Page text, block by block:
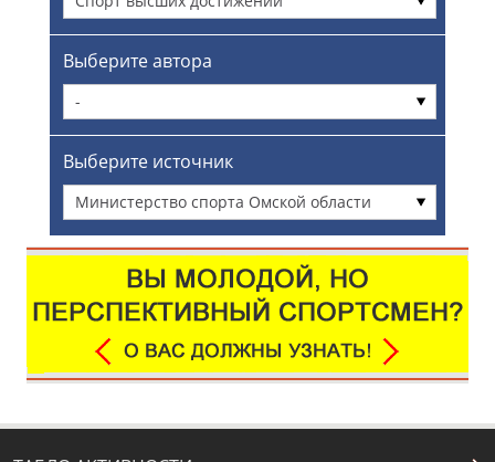
Выберите автора
-
Выберите источник
Министерство спорта Омской области